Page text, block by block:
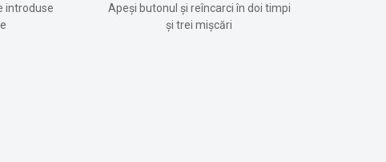
introduse
Apeși butonul și reîncarci în doi timpi
și trei mișcări